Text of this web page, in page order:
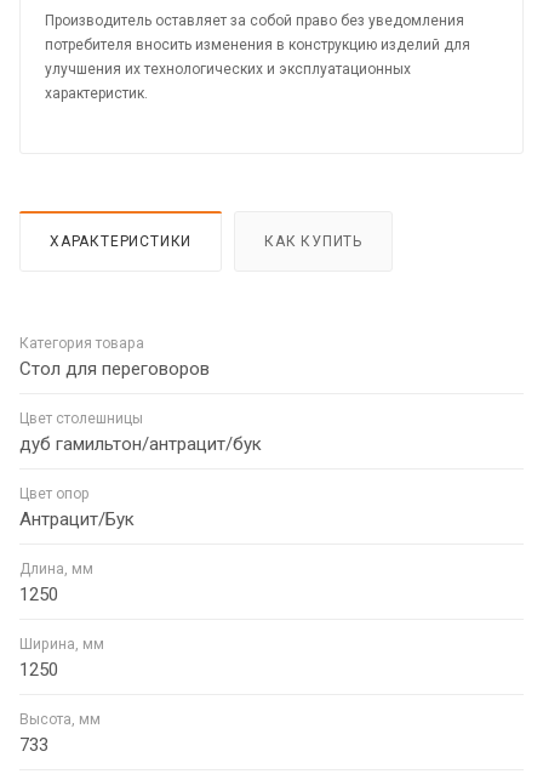
Производитель оставляет за собой право без уведомления
потребителя вносить изменения в конструкцию изделий для
улучшения их технологических и эксплуатационных
характеристик.
ХАРАКТЕРИСТИКИ КАК КУПИТЬ
Категория товара
Стол для переговоров
Цвет столешницы
дуб гамильтон/антрацит/бук
Цвет опор
Антрацит/Бук
Длина, мм
1250
Ширина, мм
1250
Высота, мм
733